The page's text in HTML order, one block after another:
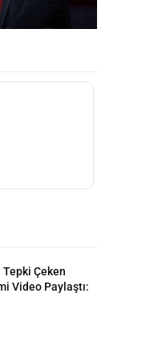
Tepki Çeken
Video Paylaştı: